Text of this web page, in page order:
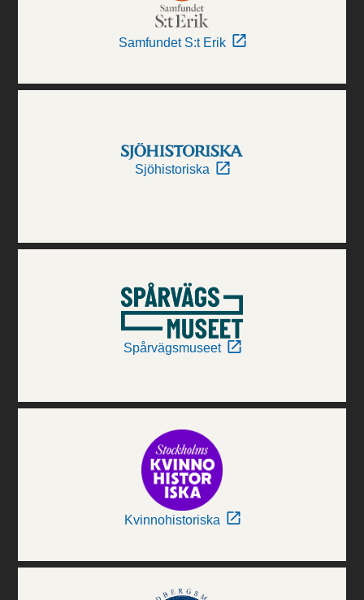
Samfundet S:t Erik
Sjöhistoriska
Spårvägsmuseet
Kvinnohistoriska